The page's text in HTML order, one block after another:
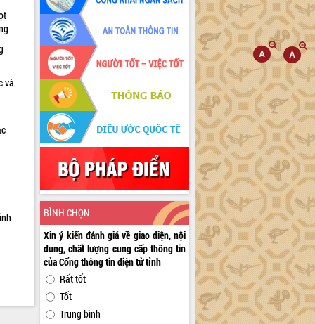
và
BÌNH CHỌN
Xin ý kiến đánh giá về giao diện, nội
dung, chất lượng cung cấp thông tin
của Cổng thông tin điện tử tỉnh
Rất tốt
Tốt
Trung bình